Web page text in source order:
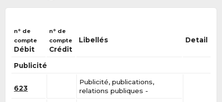
n° de
compte
Débit
n° de
compte
Crédit
Libellés Detail
Publicité
623
Publicité, publications,
relations publiques -